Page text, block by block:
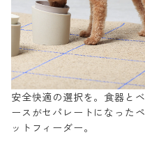
安全快適の選択を。食器とベ
ースがセパレートになったペ
ットフィーダー。